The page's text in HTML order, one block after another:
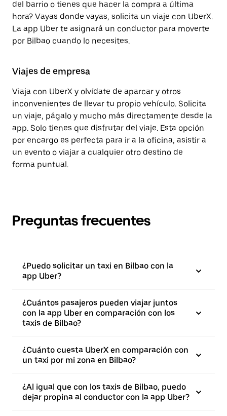
del barrio o tienes que hacer la compra a última
hora? Vayas donde vayas, solicita un viaje con UberX.
La app Uber te asignará un conductor para moverte
por Bilbao cuando lo necesites.
Viajes de empresa
Viaja con UberX y olvídate de aparcar y otros
inconvenientes de llevar tu propio vehículo. Solicita
un viaje, págalo y mucho más directamente desde la
app. Solo tienes que disfrutar del viaje. Esta opción
por encargo es perfecta para ir a la oficina, asistir a
un evento o viajar a cualquier otro destino de
forma puntual.
Preguntas frecuentes
¿Puedo solicitar un taxi en Bilbao con la
app Uber?
¿Cuántos pasajeros pueden viajar juntos
con la app Uber en comparación con los
taxis de Bilbao?
¿Cuánto cuesta UberX en comparación con
un taxi por mi zona en Bilbao?
¿Al igual que con los taxis de Bilbao, puedo
dejar propina al conductor con la app Uber?